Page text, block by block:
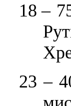
18 –
23–